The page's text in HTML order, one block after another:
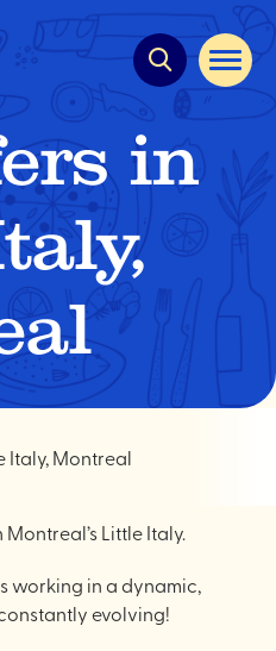
Open
site
in
Italy, Montreal
Little Italy.
working in a dynamic,
evolving!